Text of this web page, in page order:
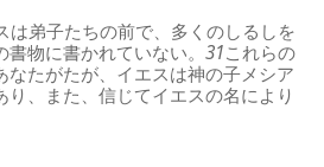
は弟子たちの前で、多くのしるしを
書物に書かれていない。31これらの
なたがたが、イエスは神の子メシア
り、また、信じてイエスの名により